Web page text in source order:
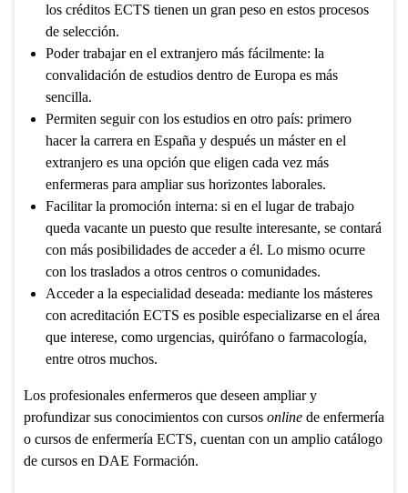
los créditos ECTS tienen un gran peso en estos procesos
de selección.
Poder trabajar en el extranjero más fácilmente: la
convalidación de estudios dentro de Europa es más
sencilla.
Permiten seguir con los estudios en otro país: primero
hacer la carrera en España y después un máster en el
extranjero es una opción que eligen cada vez más
enfermeras para ampliar sus horizontes laborales.
Facilitar la promoción interna: si en el lugar de trabajo
queda vacante un puesto que resulte interesante, se contará
con más posibilidades de acceder a él. Lo mismo ocurre
con los traslados a otros centros o comunidades.
Acceder a la especialidad deseada: mediante los másteres
con acreditación ECTS es posible especializarse en el área
que interese, como urgencias, quirófano o farmacología,
entre otros muchos.
Los profesionales enfermeros que deseen ampliar y
profundizar sus conocimientos con cursos onlinede enfermería
o cursos de enfermería ECTS, cuentan con un amplio catálogo
de cursos en DAE Formación.